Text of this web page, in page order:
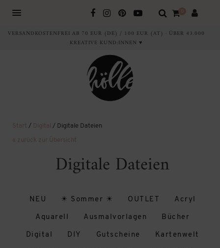
0
VERSANDKOSTENFREI AB 70 EUR (DE) / 100 EUR (AT) · ÜBER 43.000
KREATIVE KUND:INNEN ♥
Start / Digital / Digitale Dateien
« zurück zur Übersicht
Digitale Dateien
NEU ☀ Sommer ☀ OUTLET Acryl
Aquarell Ausmalvorlagen Bücher
Digital DIY Gutscheine Kartenwelt